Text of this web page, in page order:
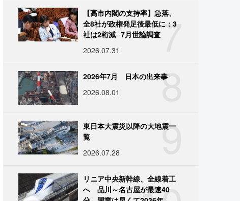
7
【高市内閣の支持率】急落、
全8社が政権発足後最低に：3
社は2桁減─7月世論調査
2026.07.31
8
2026年7月 日本の出来事
2026.08.01
9
東日本大震災以降の大地震一
覧
2026.07.28
リニア中央新幹線、全線着工
へ 品川～名古屋が最速40